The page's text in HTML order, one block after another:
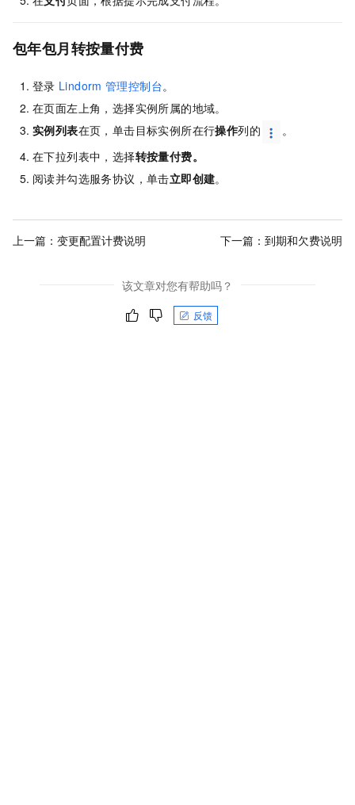
包年包月转按量付费
登录 Lindorm 管理控制台。
在页面左上角，选择实例所属的地域。
实例列表在页，单击目标实例所在行操作列的
。
在下拉列表中，选择转按量付费。
阅读并勾选服务协议，单击立即创建。
上一篇： 变更配置计费说明 下一篇： 到期和欠费说明
该文章对您有帮助吗？
反馈